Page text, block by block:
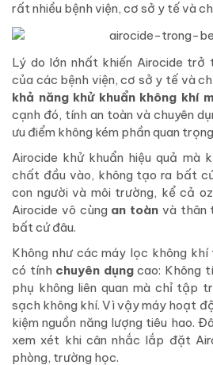
rất nhiều bệnh viện, cơ sở y tế và
Lý do lớn nhất khiến Airocide trở
của các bệnh viện, cơ sở y tế và
khả năng khử khuẩn không khí
cạnh đó, tính an toàn và chuyên
ưu điểm không kém phần quan
Airocide khử khuẩn hiệu quả mà
chất đầu vào, không tạo ra bất
con người và môi trường, kể cả
Airocide vô cùng an toàn và thân
bất cứ đâu.
Không như các máy lọc không
có tính chuyên dụngcao: Không
phụ không liên quan mà chỉ tập
sạch không khí. Vì vậy máy hoạt
kiệm nguồn năng lượng tiêu hao.
xem xét khi cân nhắc lắp đặt
phòng, trường học.